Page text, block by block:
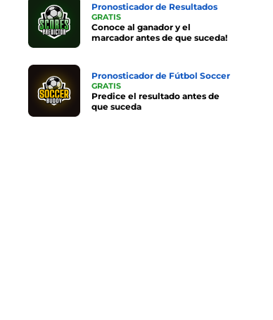
Pronosticador de Resultados
GRATIS
Conoce al ganador y el
marcador antes de que suceda!
Pronosticador de Fútbol Soccer
GRATIS
Predice el resultado antes de
que suceda